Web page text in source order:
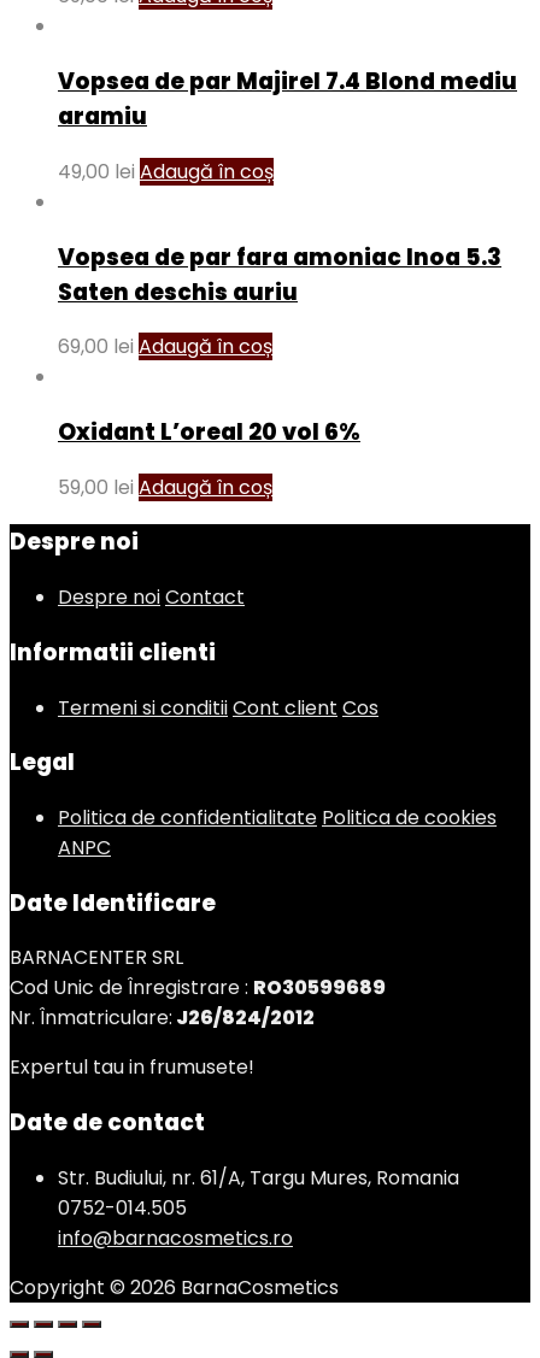
Vopsea de par Majirel 7.4 Blond mediu
aramiu
49,00 lei Adaugă în coș
Vopsea de par fara amoniac Inoa 5.3
Saten deschis auriu
69,00 lei Adaugă în coș
Oxidant L’oreal 20 vol 6%
59,00 lei Adaugă în coș
Despre noi
Despre noiContact
Informatii clienti
Termeni si conditiiCont client Cos
Legal
Politica de confidentialitate Politica de cookies
ANPC
Date Identificare
BARNACENTER SRL
Cod Unic de Înregistrare : RO30599689
Nr. Înmatriculare: J26/824/2012
Expertul tau in frumusete!
Date de contact
Str. Budiului, nr. 61/A, Targu Mures, Romania
0752-014.505
info@barnacosmetics.ro
Copyright © 2026 BarnaCosmetics